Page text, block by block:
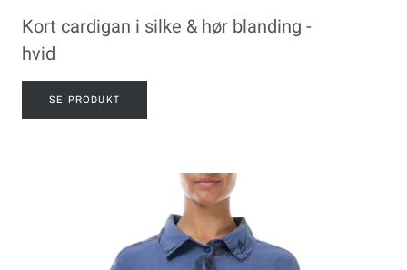
Kort cardigan i silke & hør blanding -
hvid
SE PRODUKT